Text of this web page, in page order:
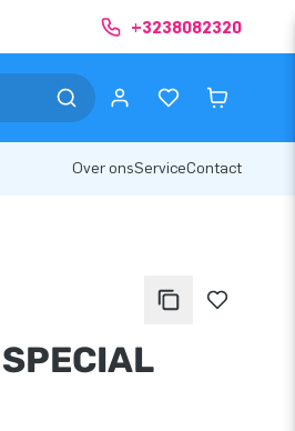
+3238082320
Over onsServiceContact